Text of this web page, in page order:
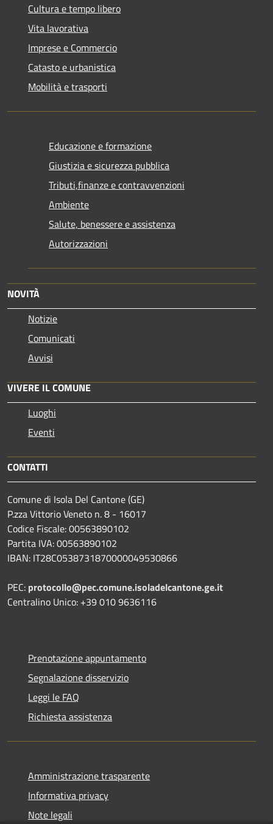
Cultura e tempo libero
Vita lavorativa
Imprese e Commercio
Catasto e urbanistica
Mobilità e trasporti
Educazione e formazione
Giustizia e sicurezza pubblica
Tributi,finanze e contravvenzioni
Ambiente
Salute, benessere e assistenza
Autorizzazioni
NOVITÀ
Notizie
Comunicati
Avvisi
VIVERE IL COMUNE
Luoghi
Eventi
CONTATTI
Comune di Isola Del Cantone (GE)
P.zza Vittorio Veneto n. 8 - 16017
Codice Fiscale: 00563890102
Partita IVA: 00563890102
IBAN: IT28C0538731870000049530866
PEC: protocollo@pec.comune.isoladelcantone.ge.it
Centralino Unico: +39 010 9636116
Prenotazione appuntamento
Segnalazione disservizio
Leggi le FAQ
Richiesta assistenza
Amministrazione trasparente
Informativa privacy
Note legali